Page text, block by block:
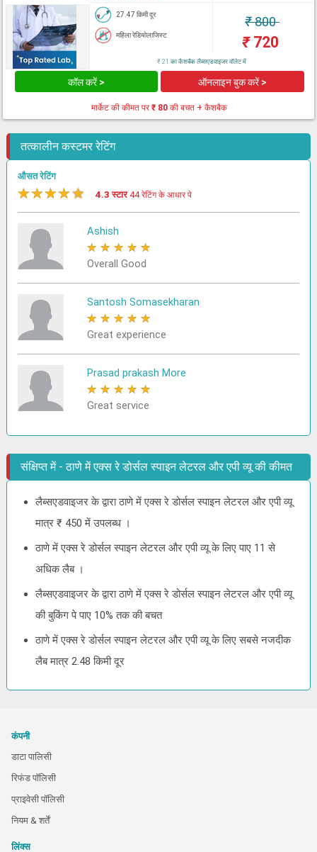
27.47 किमी दूर
महिला रेडियोलाजिस्ट
₹800
₹720
₹ 21 का कैशबैक लैब्सएडवाइजर वॉलेट में
कॉल करें > ऑनलाइन बुक करें >
मार्केट की कीमत पर₹ 80 की बचत + कैशबैक
तत्कालीन कस्टमर रेटिंग
औसत रेटिंग
★★★★★ 4.3 स्टार 44 रेटिंग के आधार पे
Ashish
★ ★ ★ ★ ★
Overall Good
Santosh Somasekharan
★ ★ ★ ★ ★
Great experience
Prasad prakash More
★ ★ ★ ★ ★
Great service
संक्षिप्त में - ठाणे में एक्स रे डोर्सल स्पाइन लेटरल और एपी व्यू की कीमत
लैब्सएडवाइजर के द्वारा ठाणे में एक्स रे डोर्सल स्पाइन लेटरल और एपी व्यू
मात्र ₹ 450 में उपलब्ध ।
ठाणे में एक्स रे डोर्सल स्पाइन लेटरल और एपी व्यू के लिए पाए 11 से
अधिक लैब ।
लैब्सएडवाइजर के द्वारा ठाणे में एक्स रे डोर्सल स्पाइन लेटरल और एपी व्यू
की बुकिंग पे पाए 10% तक की बचत
ठाणे में एक्स रे डोर्सल स्पाइन लेटरल और एपी व्यू के लिए सबसे नजदीक
लैब मात्र 2.48 किमी दूर
कंपनी
डाटा पालिसी
रिफंड पॉलिसी
प्राइवेसी पॉलिसी
नियम & शर्तें
लिंक्स